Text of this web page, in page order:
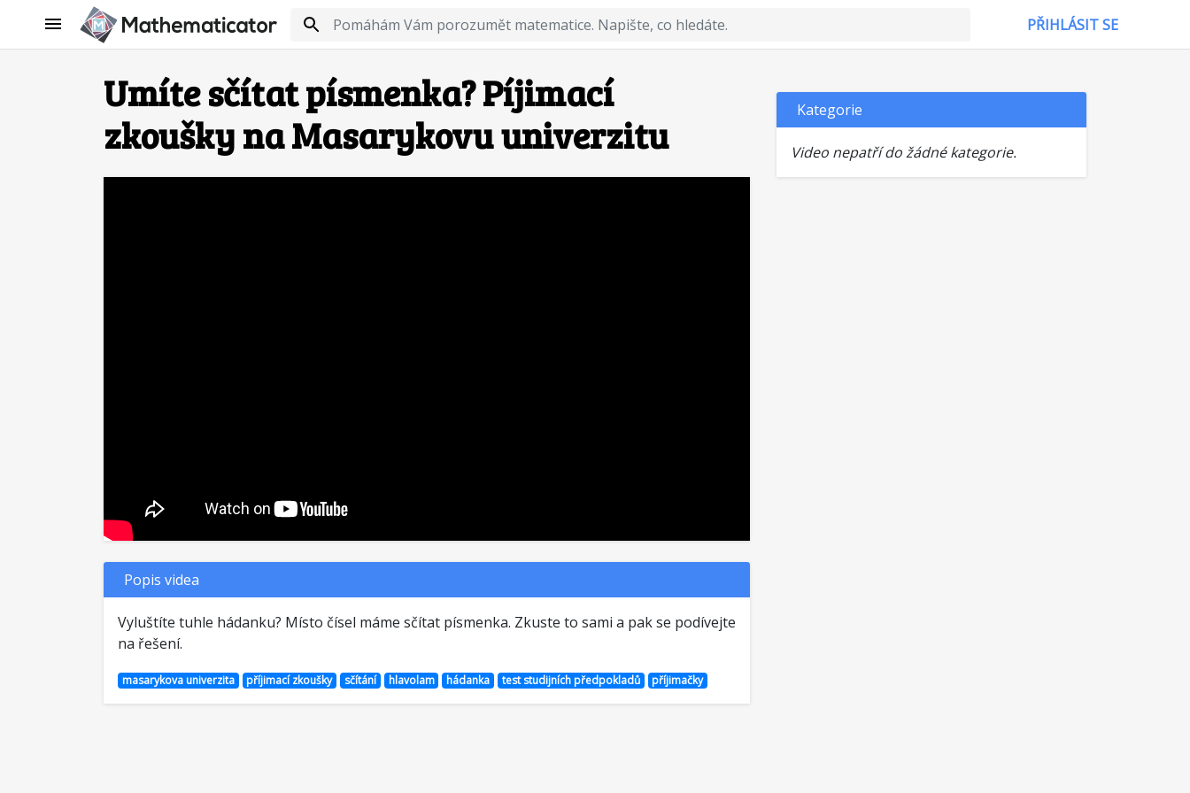
PŘIHLÁSIT SE
Umíte sčítat písmenka? Píjimací
zkoušky na Masarykovu univerzitu
Popis videa
Vyluštíte tuhle hádanku? Místo čísel máme sčítat písmenka. Zkuste to sami a pak se podívejte
na řešení.
masarykova univerzita příjimací zkoušky sčítání hlavolam hádanka test studijních předpokladů příjimačky
Kategorie
Video nepatří do žádné kategorie.